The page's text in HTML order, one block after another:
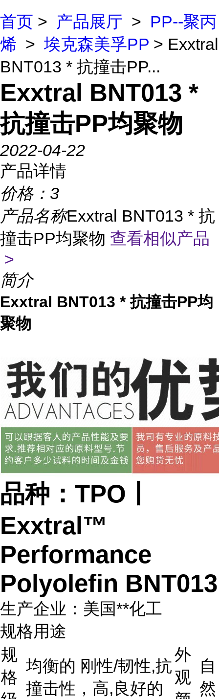
首页 > 产品展厅 > PP--聚丙
烯 > 埃克森美孚PP > Exxtral
BNT013 * 抗撞击PP...
Exxtral BNT013 *
抗撞击PP均聚物
2022-04-22
产品详情
价格： 3
产品名称Exxtral BNT013 * 抗
撞击PP均聚物 查看相似产品
>
简介
Exxtral BNT013 * 抗撞击PP均
聚物
品种：TPO丨
Exxtral™
Performance
Polyolefin BNT013
生产企业：美国**化工
规格用途
规
格
均衡的 刚性/韧性,抗
撞击性，高,良好的
外
观
自
然